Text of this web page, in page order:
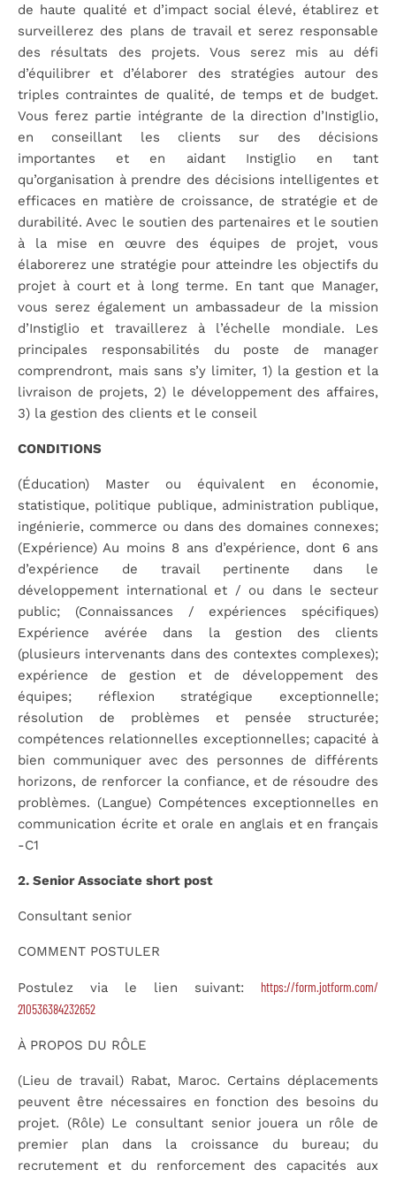
de haute qualité et d’impact social élevé, établirez et
surveillerez des plans de travail et serez responsable
des résultats des projets. Vous serez mis au défi
d’équilibrer et d’élaborer des stratégies autour des
triples contraintes de qualité, de temps et de budget.
Vous ferez partie intégrante de la direction d’Instiglio,
en conseillant les clients sur des décisions
importantes et en aidant Instiglio en tant
qu’organisation à prendre des décisions intelligentes et
efficaces en matière de croissance, de stratégie et de
durabilité. Avec le soutien des partenaires et le soutien
à la mise en œuvre des équipes de projet, vous
élaborerez une stratégie pour atteindre les objectifs du
projet à court et à long terme. En tant que Manager,
vous serez également un ambassadeur de la mission
d’Instiglio et travaillerez à l’échelle mondiale. Les
principales responsabilités du poste de manager
comprendront, mais sans s’y limiter, 1) la gestion et la
livraison de projets, 2) le développement des affaires,
3) la gestion des clients et le conseil
CONDITIONS
(Éducation) Master ou équivalent en économie,
statistique, politique publique, administration publique,
ingénierie, commerce ou dans des domaines connexes;
(Expérience) Au moins 8 ans d’expérience, dont 6 ans
d’expérience de travail pertinente dans le
développement international et / ou dans le secteur
public; (Connaissances / expériences spécifiques)
Expérience avérée dans la gestion des clients
(plusieurs intervenants dans des contextes complexes);
expérience de gestion et de développement des
équipes; réflexion stratégique exceptionnelle;
résolution de problèmes et pensée structurée;
compétences relationnelles exceptionnelles; capacité à
bien communiquer avec des personnes de différents
horizons, de renforcer la confiance, et de résoudre des
problèmes. (Langue) Compétences exceptionnelles en
communication écrite et orale en anglais et en français
-C1
2. Senior Associate short post
Consultant senior
COMMENT POSTULER
Postulez via le lien suivant: https://form.jotform.com/
210536384232652
À PROPOS DU RÔLE
(Lieu de travail) Rabat, Maroc. Certains déplacements
peuvent être nécessaires en fonction des besoins du
projet. (Rôle) Le consultant senior jouera un rôle de
premier plan dans la croissance du bureau; du
recrutement et du renforcement des capacités aux